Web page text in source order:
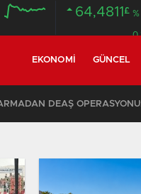
64,4811 £ %
EKONOMI GÜNCEL
DEAŞ